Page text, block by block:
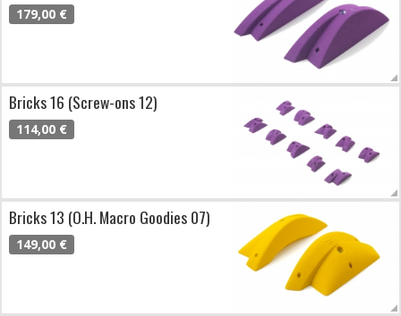
179,00 €
Bricks 16 (Screw-ons 12)
114,00 €
Bricks 13 (O.H. Macro Goodies 07)
149,00 €